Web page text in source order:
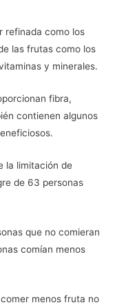
refinada como los
las frutas como los
y minerales.
fibra,
contienen algunos
la limitación de
de 63 personas
que no comieran
comían menos
menos fruta no